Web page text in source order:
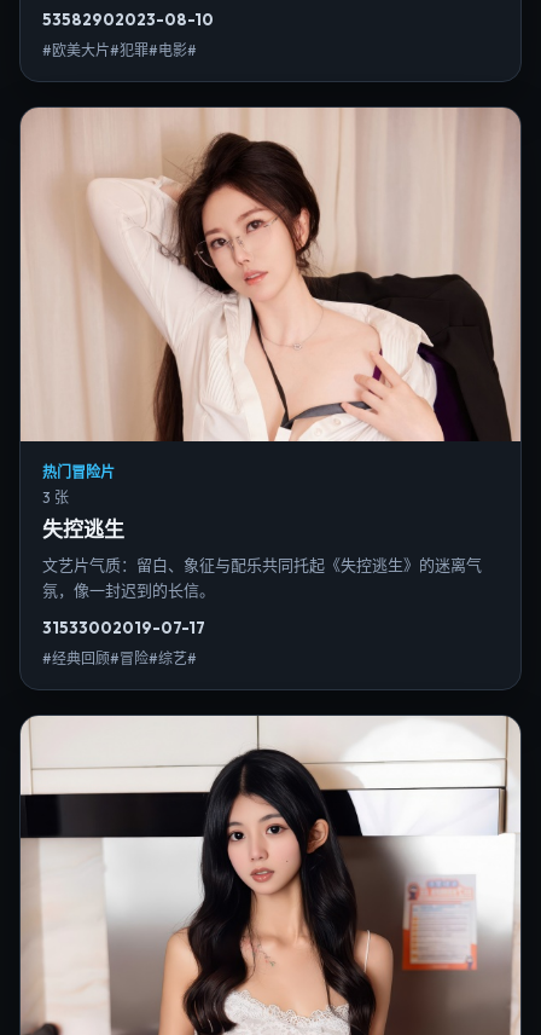
53582902023-08-10
#欧美大片#犯罪#电影#
热门冒险片
3 张
失控逃生
文艺片气质：留白、象征与配乐共同托起《失控逃生》的迷离气
氛，像一封迟到的长信。
31533002019-07-17
#经典回顾#冒险#综艺#